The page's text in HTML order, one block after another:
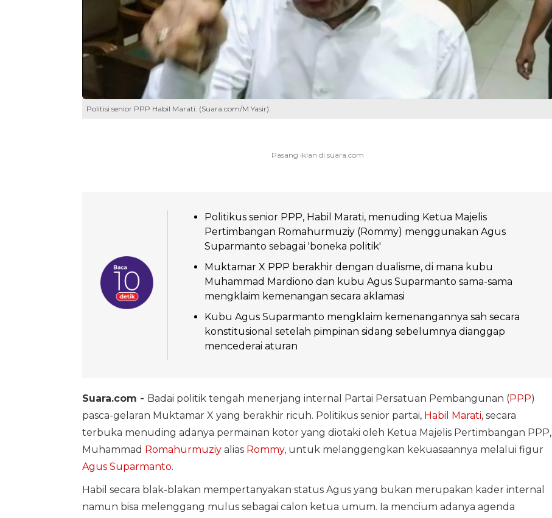
Politisi senior PPP Habil Marati. (Suara.com/M Yasir).
Politikus senior PPP, Habil Marati, menuding Ketua Majelis
Pertimbangan Romahurmuziy (Rommy) menggunakan Agus
Suparmanto sebagai 'boneka politik'
Muktamar X PPP berakhir dengan dualisme, di mana kubu
Muhammad Mardiono dan kubu Agus Suparmanto sama-sama
mengklaim kemenangan secara aklamasi
Kubu Agus Suparmanto mengklaim kemenangannya sah secara
konstitusional setelah pimpinan sidang sebelumnya dianggap
mencederai aturan
Suara.com - Badai politik tengah menerjang internal Partai Persatuan Pembangunan (PPP)
pasca-gelaran Muktamar X yang berakhir ricuh. Politikus senior partai, Habil Marati, secara
terbuka menuding adanya permainan kotor yang diotaki oleh Ketua Majelis Pertimbangan PPP,
Muhammad Romahurmuziyalias Rommy, untuk melanggengkan kekuasaannya melalui figur
Agus Suparmanto.
Habil secara blak-blakan mempertanyakan status Agus yang bukan merupakan kader internal
namun bisa melenggang mulus sebagai calon ketua umum. Ia mencium adanya agenda